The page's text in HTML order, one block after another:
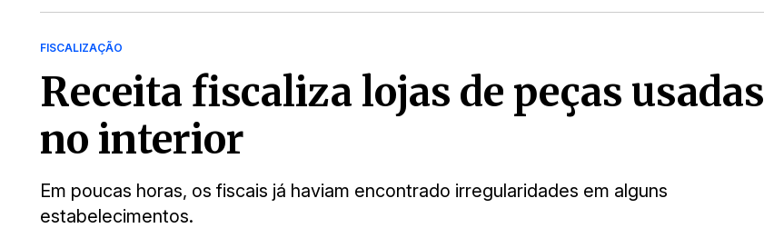
FISCALIZAÇÃO
Receita fiscaliza lojas de peças usadas
no interior
Em poucas horas, os fiscais já haviam encontrado irregularidades em alguns
estabelecimentos.